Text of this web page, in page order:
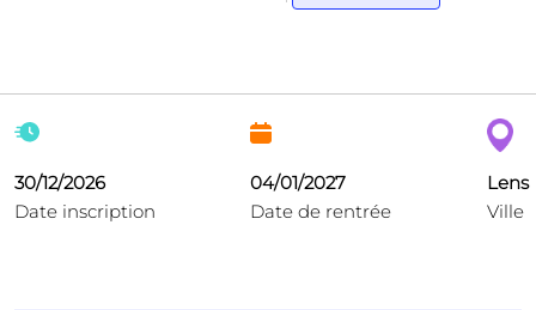
30/12/2026
Date inscription
04/01/2027
Date de rentrée
Lens
Ville